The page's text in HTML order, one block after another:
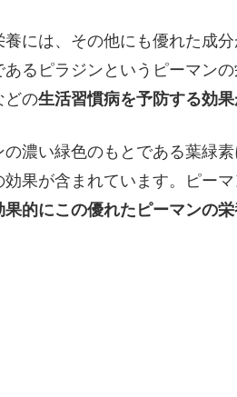
養には、その他にも優れた成
あるピラジンというピーマン
どの生活習慣病を予防する効果
の濃い緑色のもとである葉緑
効果が含まれています。ピー
果的にこの優れたピーマンの